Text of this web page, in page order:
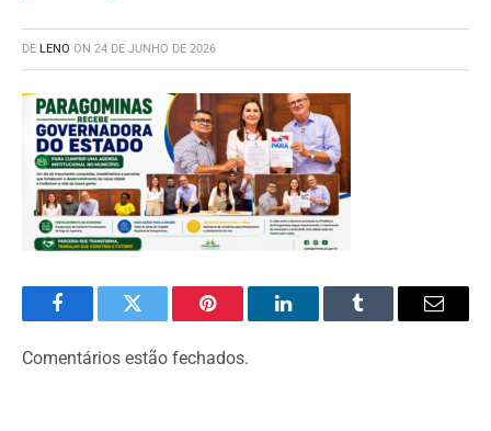
DE LENO ON 24 DE JUNHO DE 2026
FacebookTwitter Pinterest LinkedInTumblr Email
Comentários estão fechados.